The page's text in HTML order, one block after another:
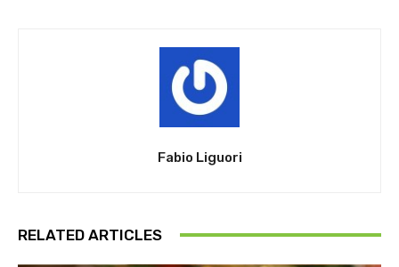
Fabio Liguori
RELATED ARTICLES